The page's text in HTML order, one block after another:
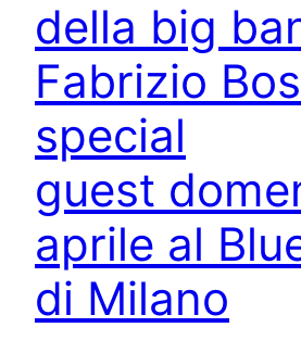
della big
Fabrizio
special
guest
aprile al
di Milano